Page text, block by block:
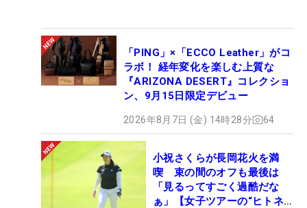
「PING」×「ECCO Leather」がコ
ラボ！ 経年変化を楽しむ上質な
『ARIZONA DESERT』コレクショ
ン、9月15日限定デビュー
2026年8月7日 (金) 14時28分 64
小祝さくらが長岡花火を満
喫 束の間のオフも最後は
「見るってすごく過酷だな
ぁ」【女子ツアーの“ヒトネ